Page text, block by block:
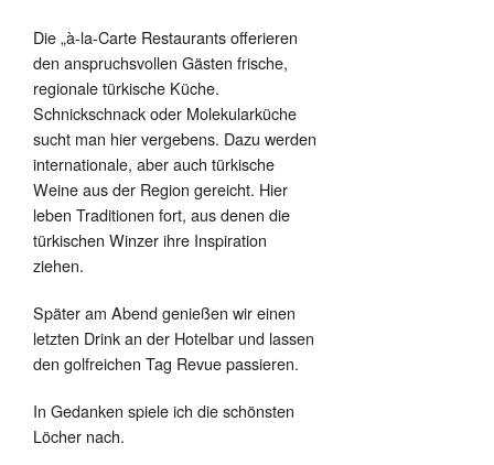
Die „à-la-Carte Restaurants offerieren
den anspruchsvollen Gästen frische,
regionale türkische Küche.
Schnickschnack oder Molekularküche
sucht man hier vergebens. Dazu werden
internationale, aber auch türkische
Weine aus der Region gereicht. Hier
leben Traditionen fort, aus denen die
türkischen Winzer ihre Inspiration
ziehen.
Später am Abend genießen wir einen
letzten Drink an der Hotelbar und lassen
den golfreichen Tag Revue passieren.
In Gedanken spiele ich die schönsten
Löcher nach.